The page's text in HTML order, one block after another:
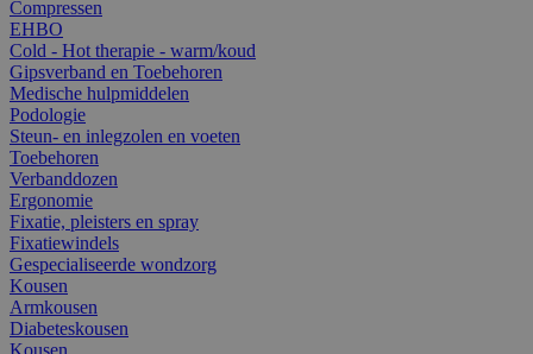
Compressen
EHBO
Cold - Hot therapie - warm/koud
Gipsverband en Toebehoren
Medische hulpmiddelen
Podologie
Steun- en inlegzolen en voeten
Toebehoren
Verbanddozen
Ergonomie
Fixatie, pleisters en spray
Fixatiewindels
Gespecialiseerde wondzorg
Kousen
Armkousen
Diabeteskousen
Kousen